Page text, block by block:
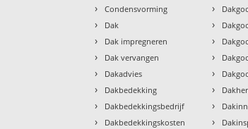
› Condensvorming
› Dak
› Dak impregneren
› Dak vervangen
› Dakadvies
› Dakbedekking
› Dakbedekkingsbedrijf
› Dakbedekkingskosten
›
›
›
›
›
›
›
›